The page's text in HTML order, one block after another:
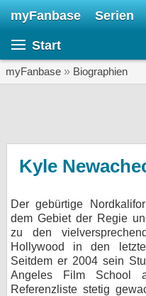
myFanbase Serien
Start
myFanbase » Biographien
Kyle
Der gebürtige
dem Gebiet der Regie
zu den
Hollywood in den
Seitdem er 2004 sein
Angeles Film School
Referenzliste stetig